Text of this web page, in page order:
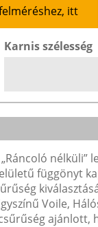
itt
Karnis szélesség
nélküli”
függönyt
Voile,
ajánlott,